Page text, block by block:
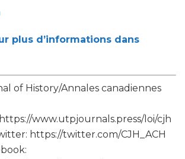
plus d’informations dans
of History/Annales canadiennes
www.utpjournals.press/loi/cjh
https://twitter.com/CJH_ACH